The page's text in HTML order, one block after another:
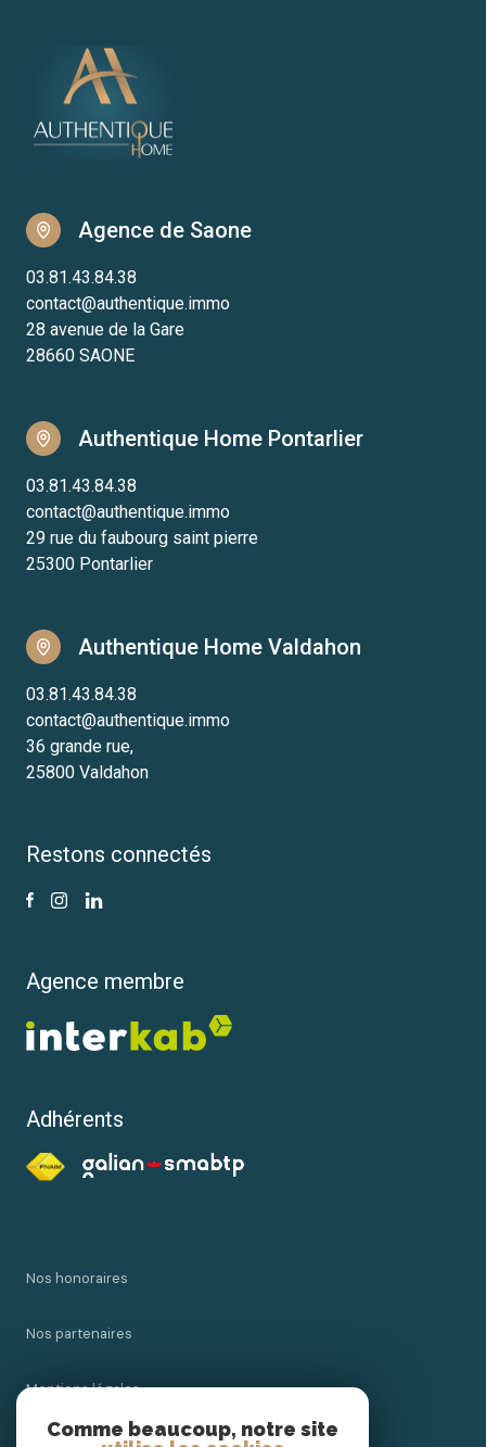
Agence de Saone
03.81.43.84.38
contact@authentique.immo
28 avenue de la Gare
28660 SAONE
Authentique Home Pontarlier
03.81.43.84.38
contact@authentique.immo
29 rue du faubourg saint pierre
25300 Pontarlier
Authentique Home Valdahon
03.81.43.84.38
contact@authentique.immo
36 grande rue,
25800 Valdahon
Restons connectés
Agence membre
Adhérents
Nos honoraires
Nos partenaires
Mentions légales
Comme beaucoup, notre site